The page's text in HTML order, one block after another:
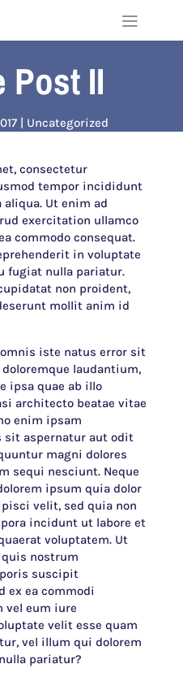
Post II
Uncategorized
consectetur
tempor incididunt
aliqua. Ut enim ad
exercitation ullamco
commodo consequat.
in voluptate
fugiat nulla pariatur.
non proident,
mollit anim id
iste natus error sit
laudantium,
ipsa quae ab illo
architecto beatae vitae
enim ipsam
sit aspernatur aut odit
magni dolores
sequi nesciunt. Neque
ipsum quia dolor
velit, sed quia non
incidunt ut labore et
voluptatem. Ut
nostrum
suscipit
ex ea commodi
vel eum iure
velit esse quam
vel illum qui dolorem
pariatur?